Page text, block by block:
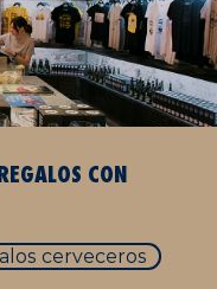
CON
cerveceros